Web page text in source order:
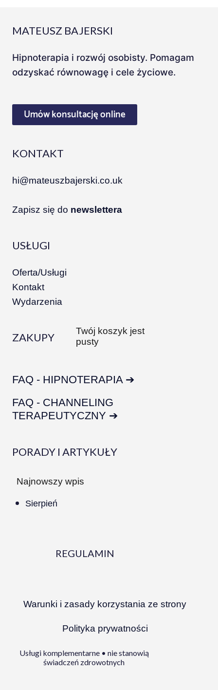
MATEUSZ BAJERSKI
Hipnoterapia i rozwój osobisty. Pomagam
odzyskać równowagę i cele życiowe.
Umów konsultację online
KONTAKT
hi@mateuszbajerski.co.uk
Zapisz się do newslettera
USŁUGI
Oferta/Usługi
Kontakt
Wydarzenia
ZAKUPY
Twój koszyk jest
pusty
FAQ - HIPNOTERAPIA ➔
FAQ - CHANNELING
TERAPEUTYCZNY ➔
PORADY I ARTYKUŁY
Najnowszy wpis
Sierpień
REGULAMIN
Warunki i zasady korzystania ze strony
Polityka prywatności
Usługi komplementarne • nie stanowią
świadczeń zdrowotnych